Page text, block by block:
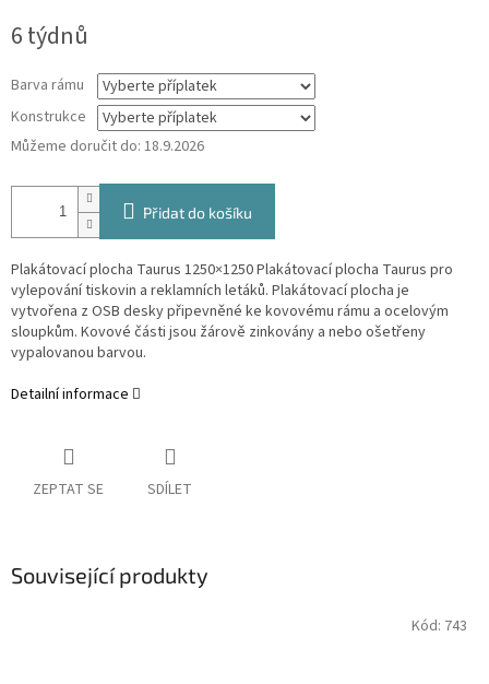
cena:
6 týdnů
Barva rámu
Konstrukce
Můžeme doručit do: 18.9.2026
Přidat do košíku
Plakátovací plocha Taurus 1250×1250 Plakátovací plocha Taurus pro
vylepování tiskovin a reklamních letáků. Plakátovací plocha je
vytvořena z OSB desky připevněné ke kovovému rámu a ocelovým
sloupkům. Kovové části jsou žárově zinkovány a nebo ošetřeny
vypalovanou barvou.
Detailní informace
ZEPTAT SE SDÍLET
Související produkty
Kód: 743